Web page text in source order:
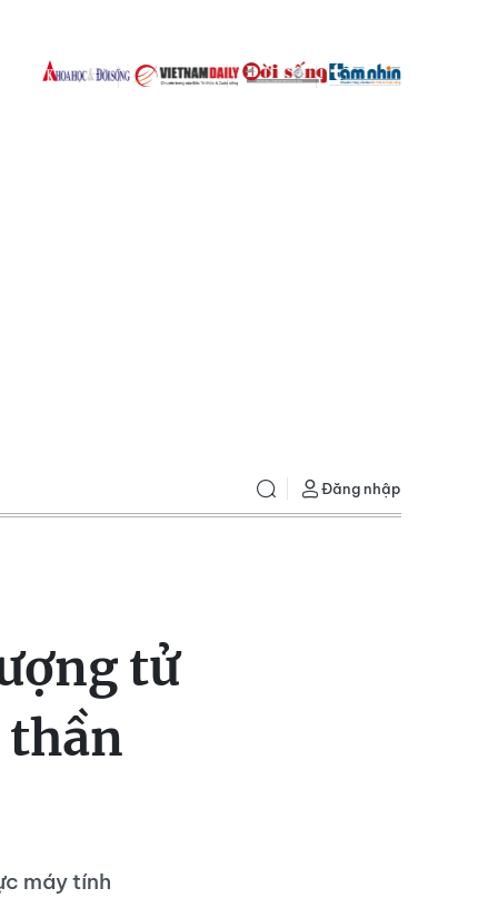
Đăng nhập
tử
thần
máy tính